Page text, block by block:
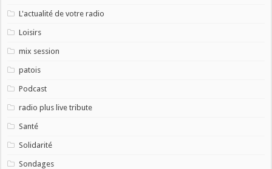
L'actualité de votre radio
Loisirs
mix session
patois
Podcast
radio plus live tribute
Santé
Solidarité
Sondages